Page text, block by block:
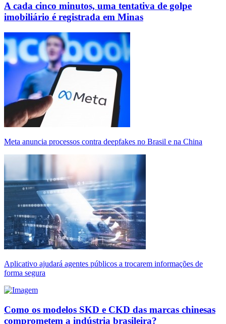
A cada cinco minutos, uma tentativa de golpe
imobiliário é registrada em Minas
Meta anuncia processos contra deepfakes no Brasil e na China
Aplicativo ajudará agentes públicos a trocarem informações de
forma segura
Como os modelos SKD e CKD das marcas chinesas
comprometem a indústria brasileira?